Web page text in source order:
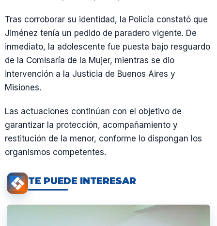
Tras corroborar su identidad, la Policía constató que
Jiménez tenía un pedido de paradero vigente. De
inmediato, la adolescente fue puesta bajo resguardo
de la Comisaría de la Mujer, mientras se dio
intervención a la Justicia de Buenos Aires y
Misiones.
Las actuaciones continúan con el objetivo de
garantizar la protección, acompañamiento y
restitución de la menor, conforme lo dispongan los
organismos competentes.
TE PUEDE INTERESAR